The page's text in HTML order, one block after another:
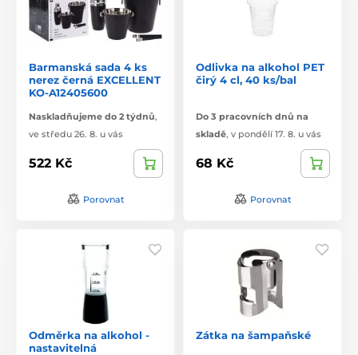
Barmanská sada 4 ks
nerez černá EXCELLENT
KO-A12405600
Naskladňujeme do 2 týdnů,
ve středu 26. 8. u vás
522 Kč
Porovnat
Odlivka na alkohol PET
čirý 4 cl, 40 ks/bal
Do 3 pracovních dnů na
skladě, v pondělí 17. 8. u vás
68 Kč
Porovnat
Odměrka na alkohol -
nastavitelná
Zátka na šampaňské